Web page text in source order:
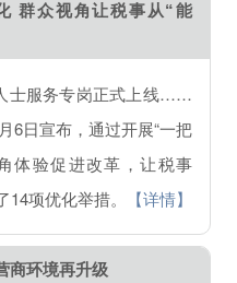
群众视角让税事从“能
士服务专岗正式上线……
6日宣布，通过开展“一把
体验促进改革，让税事
14项优化举措。
【详情】
商环境再升级